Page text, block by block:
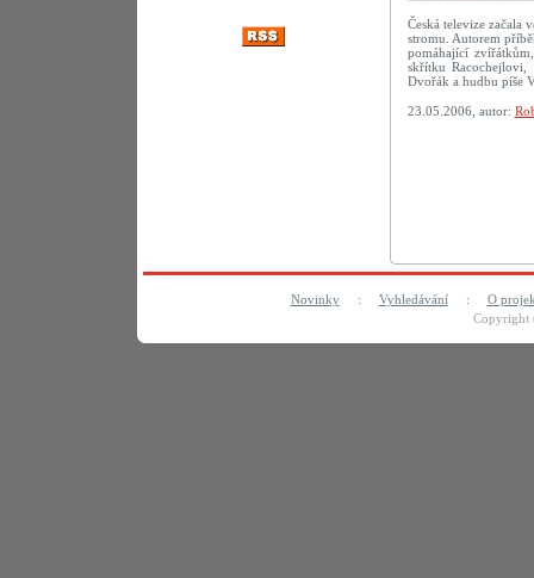
Česká televize začala
stromu. Autorem
pomáhající
skřítku
Dvořák a hudbu píše
23.05.2006, autor:
Novinky: Vyhledávání: O
Copyright